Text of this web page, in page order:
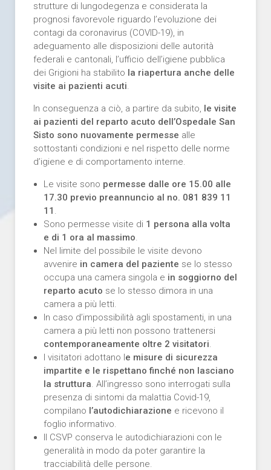
strutture di lungodegenza e considerata la
prognosi favorevole riguardo l’evoluzione dei
contagi da coronavirus (COVID-19), in
adeguamento alle disposizioni delle autorità
federali e cantonali, l’ufficio dell’igiene pubblica
dei Grigioni ha stabilito la riapertura anche delle
visite ai pazienti acuti.
In conseguenza a ciò, a partire da subito, le visite
ai pazienti del reparto acuto dell’Ospedale San
Sisto sono nuovamente permesse alle
sottostanti condizioni e nel rispetto delle norme
d’igiene e di comportamento interne.
Le visite sono permesse dalle ore 15.00 alle
17.30 previo preannuncio al no. 081 839 11
11 .
Sono permesse visite di 1 persona alla volta
e di 1 ora al massimo.
Nel limite del possibile le visite devono
avvenire in camera del paziente se lo stesso
occupa una camera singola e in soggiorno del
reparto acuto se lo stesso dimora in una
camera a più letti.
In caso d’impossibilità agli spostamenti, in una
camera a più letti non possono trattenersi
contemporaneamente oltre 2 visitatori.
I visitatori adottano l e misure di sicurezza
impartite e le rispettano finché non lasciano
la struttura. All’ingresso sono interrogati sulla
presenza di sintomi da malattia Covid-19,
compilano l’autodichiarazione e ricevono il
foglio informativo.
Il CSVP conserva le autodichiarazioni con le
generalità in modo da poter garantire la
tracciabilità delle persone.